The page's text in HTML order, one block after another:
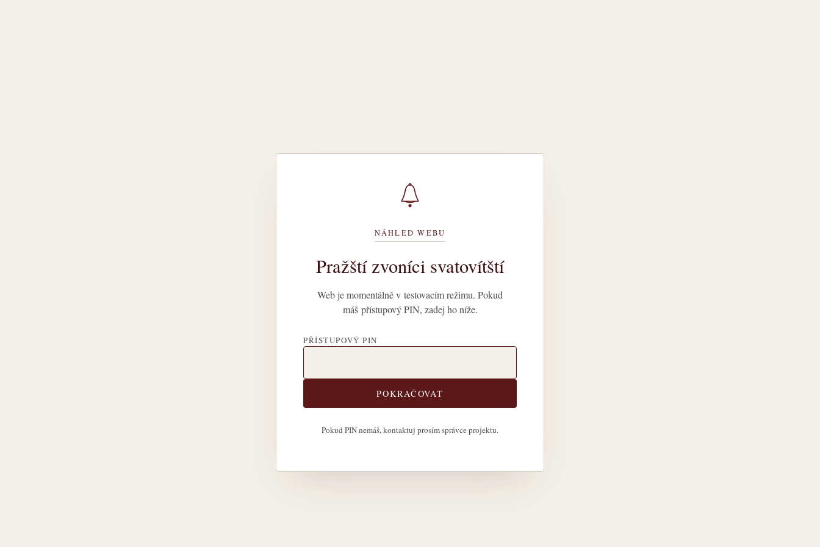
NÁHLED WEBU
Pražští zvoníci svatovítští
Web je momentálně v testovacím režimu. Pokud
máš přístupový PIN, zadej ho níže.
PŘÍSTUPOVÝ PIN
POKRAČOVAT
Pokud PIN nemáš, kontaktuj prosím správce projektu.